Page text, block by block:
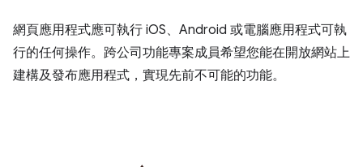
網頁應用程式應可執行 iOS、Android 或電腦應用程式可執
行的任何操作。跨公司功能專案成員希望您能在開放網站上
建構及發布應用程式，實現先前不可能的功能。